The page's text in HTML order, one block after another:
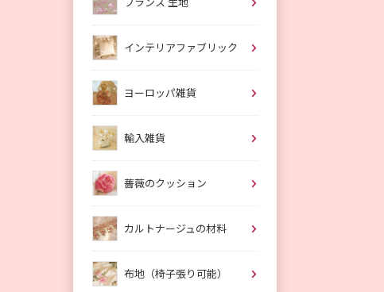
インテリアファブリック
ヨーロッパ雑貨
輸入雑貨
薔薇のクッション
カルトナージュの材料
布地（椅子張り可能）